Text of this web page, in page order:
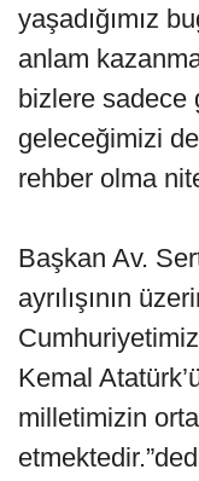
yaşadığımız
anlam
bizlere sadece
geleceğimizi
rehber olma
Başkan Av.
ayrılışının
Kemal
milletimizin